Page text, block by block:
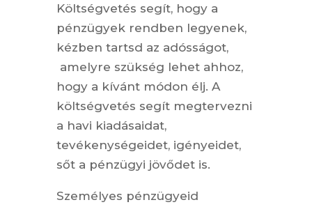
Költségvetés segít, hogy a
pénzügyek rendben legyenek,
kézben tartsd az adósságot,
amelyre szükség lehet ahhoz,
hogy a kívánt módon élj. A
költségvetés segít megtervezni
a havi kiadásaidat,
tevékenységeidet, igényeidet,
sőt a pénzügyi jövődet is.
Személyes pénzügyeid